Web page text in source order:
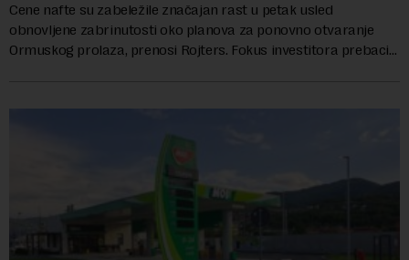
Cene nafte su zabeležile značajan rast u petak usled
obnovljene zabrinutosti oko planova za ponovno otvaranje
Ormuskog prolaza, prenosi Rojters. Fokus investitora prebacio